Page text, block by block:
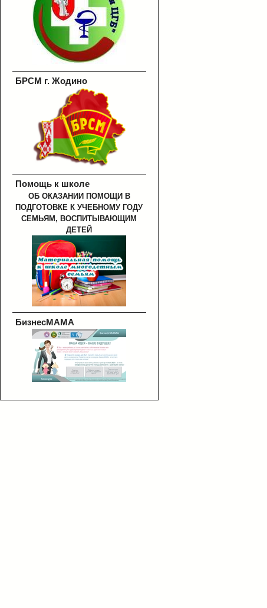
БРСМ г. Жодино
Помощь к школе
ОБ ОКАЗАНИИ ПОМОЩИ В
ПОДГОТОВКЕ К УЧЕБНОМУ ГОДУ
СЕМЬЯМ, ВОСПИТЫВАЮЩИМ
ДЕТЕЙ
БизнесМАМА